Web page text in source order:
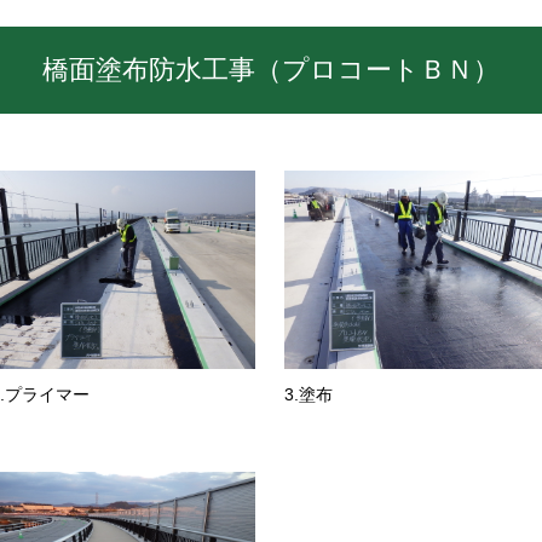
橋面塗布防水工事（プロコートＢＮ）
プライマー 3.塗布